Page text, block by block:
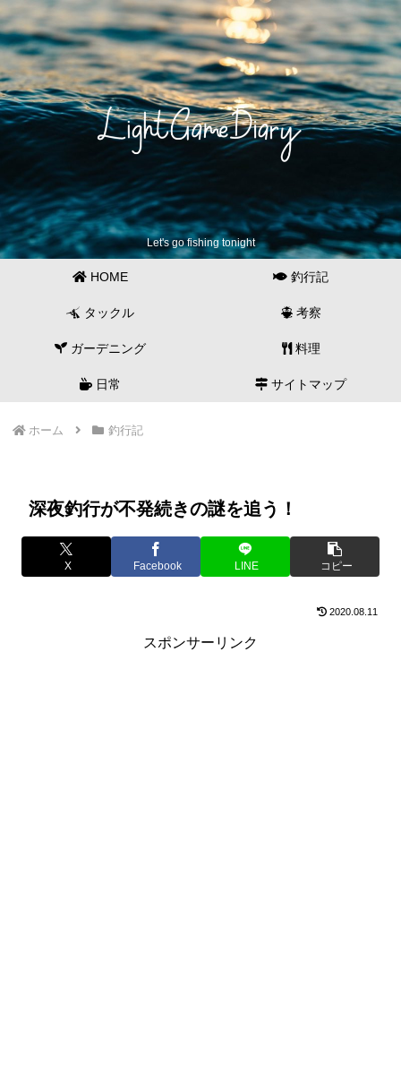
Let's go fishing tonight
HOME 釣行記
タックル 考察
ガーデニング 料理
日常 サイトマップ
ホーム 釣行記
深夜釣行が不発続きの謎を追う！
X Facebook LINE コピー
2020.08.11
スポンサーリンク